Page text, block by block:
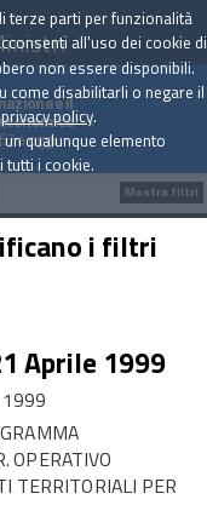
e il
a oggi
i filtri
Aprile 1999
OPERATIVO
TERRITORIALI PER
Mostra filtri
terze parti per funzionalità
all'uso dei cookie di
non essere disponibili.
come disabilitarli o negare il
privacy policy.
qualunque elemento
i cookie.